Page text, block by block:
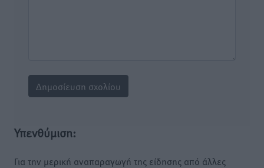
Υπενθύμιση:
Για την μερική αναπαραγωγή της είδησης από άλλες